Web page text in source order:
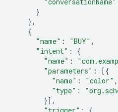
}
},
{
"name" : "BUY" ,
"intent" :
{
"name" :
"parameters" :
[{
"name" : "color" ,
"type" :
}],